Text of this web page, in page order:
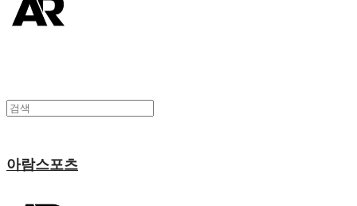
아람스포츠